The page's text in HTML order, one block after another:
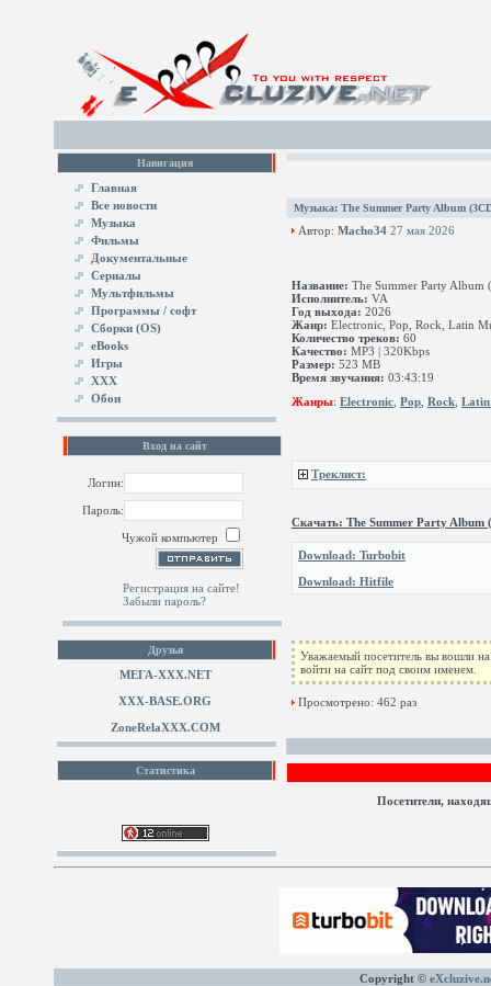
Навигация
Главная
Все новости
Музыка
Фильмы
Документальные
Сериалы
Мультфильмы
Программы / софт
Сборки (OS)
eBooks
Игры
XXX
Обои
Вход на сайт
Логин:
Пароль:
Чужой компьютер
Регистрация на сайте!
Забыли пароль?
Друзья
МЕГА-ХХХ.NET
XXX-BASE.ORG
ZoneRelaXXX.COM
Статистика
Музыка: The Summer Party Album
Автор: Macho34 27 мая 2026
Название: The Summer Party Album
Исполнитель: VA
Год выхода: 2026
Жанр: Electronic, Pop, Rock, Latin
Количество треков: 60
Качество: MP3 | 320Kbps
Размер: 523 MB
Время звучания: 03:43:19
Жанры: Electronic Pop Rock Latin
Треклист:
Скачать: The Summer Party Album
Download: Turbobit
Download: Hitfile
Уважаемый посетитель вы вошли на
войти на сайт под своим именем.
Просмотрено: 462 раз
Посетители,
Copyright ©